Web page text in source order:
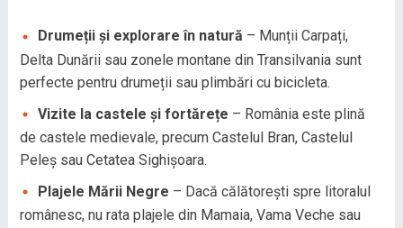
Drumeții și explorare în natură – Munții Carpați,
Delta Dunării sau zonele montane din Transilvania sunt
perfecte pentru drumeții sau plimbări cu bicicleta.
Vizite la castele și fortărețe – România este plină
de castele medievale, precum Castelul Bran, Castelul
Peleș sau Cetatea Sighișoara.
Plajele Mării Negre – Dacă călătorești spre litoralul
românesc, nu rata plajele din Mamaia, Vama Veche sau